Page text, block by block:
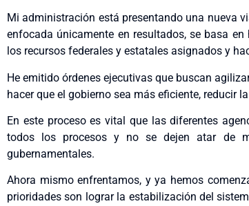
Mi administración está presentando una nueva
enfocada únicamente en resultados, se basa
los recursos federales y estatales asignados y
He emitido órdenes ejecutivas que buscan
hacer que el gobierno sea más eficiente, reducir
En este proceso es vital que las diferentes
todos los procesos y no se dejen atar de
gubernamentales.
Ahora mismo enfrentamos, y ya hemos
prioridades son lograr la estabilización del